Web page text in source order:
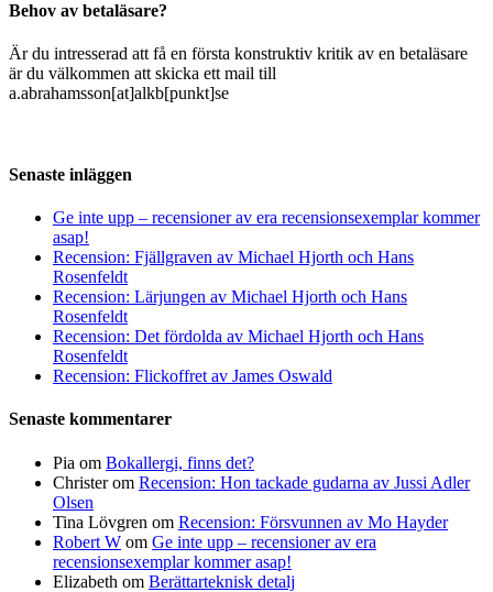
Behov av betaläsare?
Är du intresserad att få en första konstruktiv kritik av en betaläsare
är du välkommen att skicka ett mail till
a.abrahamsson[at]alkb[punkt]se
Senaste inläggen
Ge inte upp – recensioner av era recensionsexemplar kommer
asap!
Recension: Fjällgraven av Michael Hjorth och Hans
Rosenfeldt
Recension: Lärjungen av Michael Hjorth och Hans
Rosenfeldt
Recension: Det fördolda av Michael Hjorth och Hans
Rosenfeldt
Recension: Flickoffret av James Oswald
Senaste kommentarer
Pia om Bokallergi, finns det?
Christerom Recension: Hon tackade gudarna av Jussi Adler
Olsen
Tina Lövgren om Recension: Försvunnen av Mo Hayder
Robert W om Ge inte upp – recensioner av era
recensionsexemplar kommer asap!
Elizabeth om Berättarteknisk detalj